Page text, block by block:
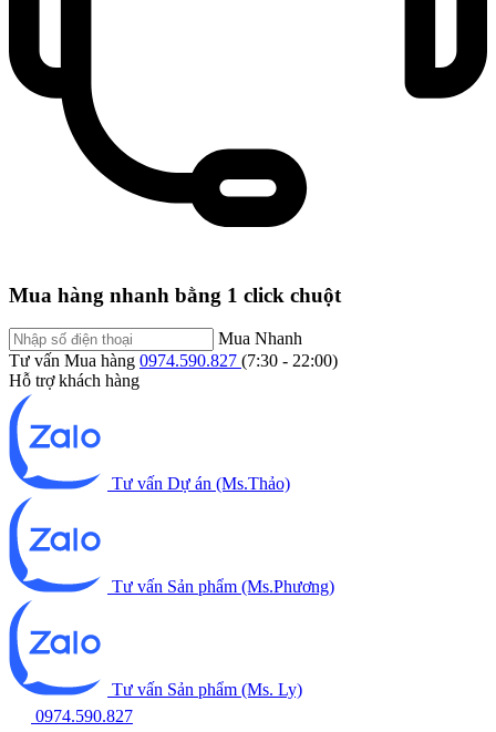
Mua hàng nhanh bằng 1 click chuột
Mua Nhanh
Tư vấn Mua hàng 0974.590.827 (7:30 - 22:00)
Hỗ trợ khách hàng
Tư vấn Dự án (Ms.Thảo)
Tư vấn Sản phẩm (Ms.Phương)
Tư vấn Sản phẩm (Ms. Ly)
0974.590.827